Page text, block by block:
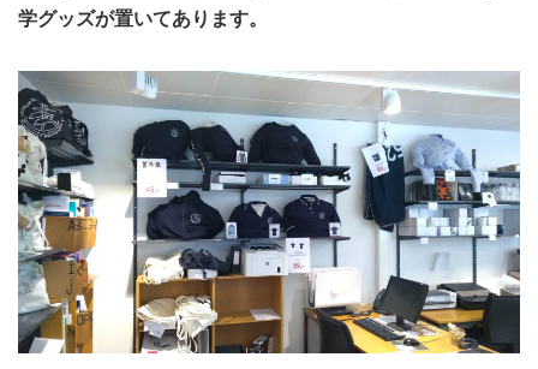
学グッズが置いてあります。